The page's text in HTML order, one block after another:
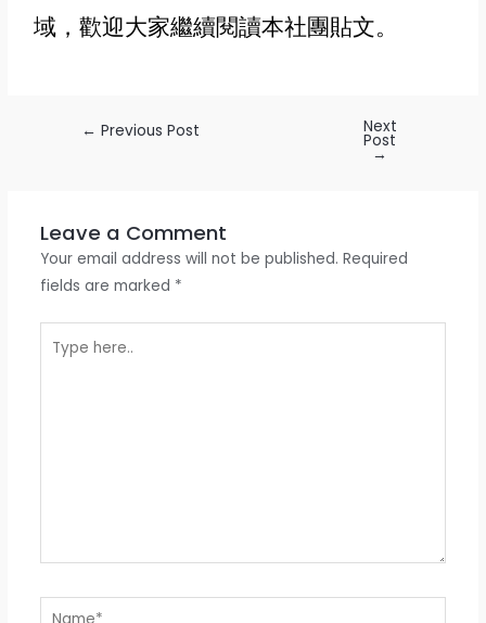
域，歡迎大家繼續閱讀本社團貼文。
← Previous Post Next
Post
→
Leave a Comment
Your email address will not be published. Required
fields are marked *
here..
Name*